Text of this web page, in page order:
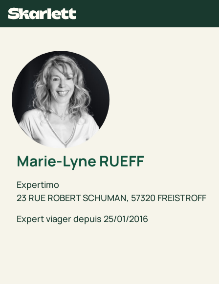
Marie-Lyne RUEFF
Expertimo
23 RUE ROBERT SCHUMAN, 57320 FREISTROFF
Expert viager depuis 25/01/2016